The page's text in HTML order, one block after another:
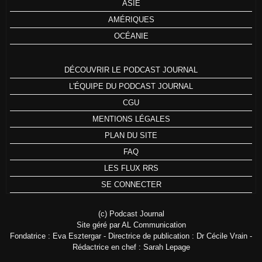
ASIE
AMÉRIQUES
OCÉANIE
DÉCOUVRIR LE PODCAST JOURNAL
L'ÉQUIPE DU PODCAST JOURNAL
CGU
MENTIONS LÉGALES
PLAN DU SITE
FAQ
LES FLUX RRS
SE CONNECTER
(c) Podcast Journal
Site géré par AL Communication
Fondatrice : Eva Esztergar - Directrice de publication : Dr Cécile Vrain -
Rédactrice en chef : Sarah Lepage